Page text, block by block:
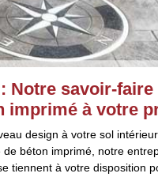
Notre savoir-faire
imprimé à votre
design à votre sol
béton imprimé, notre
tiennent à votre disposition